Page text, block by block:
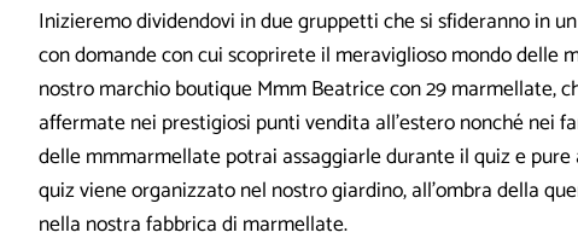
Inizieremo dividendovi in due gruppetti che si sfideranno in
con domande con cui scoprirete il meraviglioso mondo delle
nostro marchio boutique Mmm Beatrice con 29 marmellate,
affermate nei prestigiosi punti vendita all’estero nonché nei
delle mmmarmellate potrai assaggiarle durante il quiz e
quiz viene organizzato nel nostro giardino, all’ombra della
nella nostra fabbrica di marmellate.